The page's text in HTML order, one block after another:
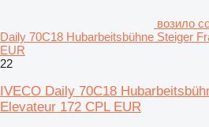
возило
Daily 70C18 Hubarbeitsbühne Steiger
EUR
22
IVECO Daily 70C18
Elevateur 172 CPL EUR